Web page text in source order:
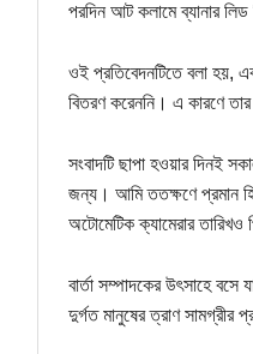
পরদিন আট কলামে ব্যানার লিড
ওই প্রতিবেদনটিতে বলা হয়,
বিতরণ করেননি। এ কারণে তার
সংবাদটি ছাপা হওয়ার দিনই
জন্য। আমি ততক্ষণে প্রমান
অটোমেটিক ক্যামেরার তারিখও
বার্তা সম্পাদকের উৎসাহে
দুর্গত মানুষের ত্রাণ